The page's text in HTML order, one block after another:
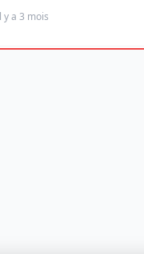
y a 3 mois